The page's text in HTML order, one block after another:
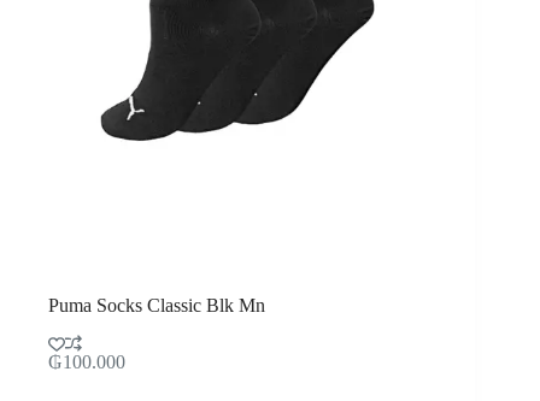
Puma Socks Classic Blk Mn
₲100.000